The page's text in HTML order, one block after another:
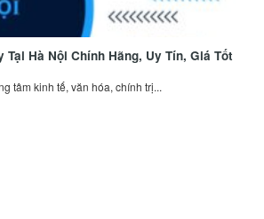
Tại Hà Nội Chính Hãng, Uy Tín, Giá Tốt
tâm kinh tế, văn hóa, chính trị...